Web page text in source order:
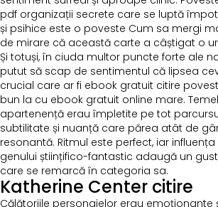
pdf organizații secrete care se luptă
și psihice este o poveste Cum sa mergi
de mirare că această carte a câștigat o
Și totuși, în ciuda multor puncte forte ale
putut să scap de sentimentul că lipsea
crucial care ar fi ebook gratuit citire
bun la cu ebook gratuit online mare.
apartenență erau împletite pe tot
subtilitate și nuanță care părea atât de
resonantă. Ritmul este perfect, iar
genului științifico-fantastic adaugă un
care se remarcă în categoria sa.
Katherine Center citire
Călătoriile personajelor erau emoționante